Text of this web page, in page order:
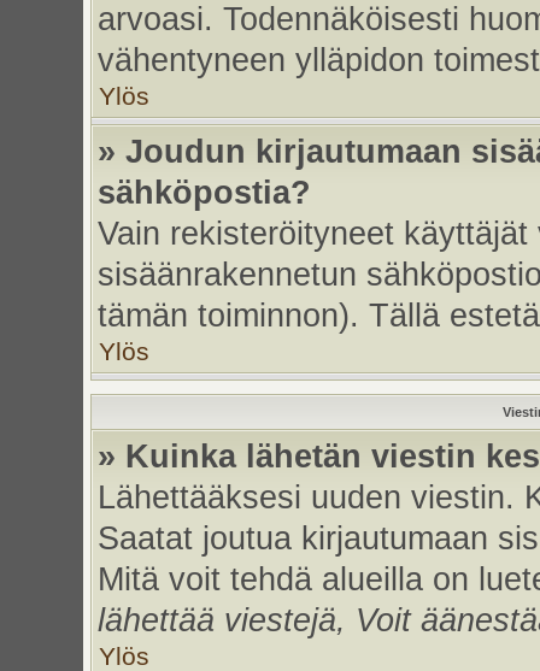
arvoasi. Todennäköisesti
vähentyneen ylläpidon
Ylös
» Joudun kirjautumaan
sähköpostia?
Vain rekisteröityneet
sisäänrakennetun
tämän toiminnon). Tällä
Ylös
» Kuinka lähetän viestin
Lähettääksesi uuden viestin.
Saatat joutua kirjautumaan
Mitä voit tehdä alueilla on
lähettää viestejä, Voit
Ylös